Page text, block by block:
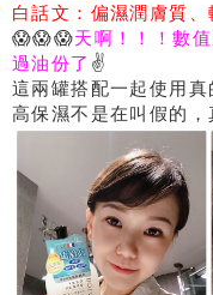
白話文：偏濕潤膚質
😱😱😱天啊！！！數
過油份了 ✌
這兩罐搭配一起使用
高保濕不是在叫假的